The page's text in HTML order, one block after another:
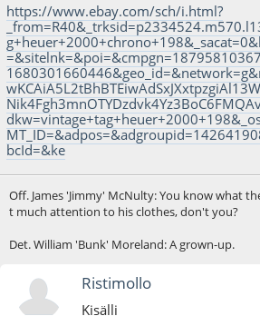
https://www.ebay.com/sch/i.html?
bcId=&ke
Off. James 'Jimmy' McNulty: You know what
t much attention to his clothes, don't you?
Det. William 'Bunk' Moreland: A grown-up.
Ristimollo
Kisälli